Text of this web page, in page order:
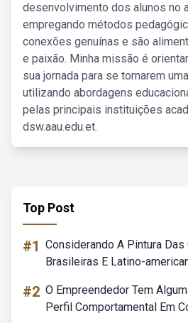
desenvolvimento dos alunos no
empregando métodos
conexões genuínas e são
e paixão. Minha missão é
sua jornada para se tornarem
utilizando abordagens
pelas principais instituições
dsw.aau.edu.et.
Top Post
#1 Considerando A Pintura
Brasileiras E Latino-
#2 O Empreendedor Tem
Perfil Comportamental Em